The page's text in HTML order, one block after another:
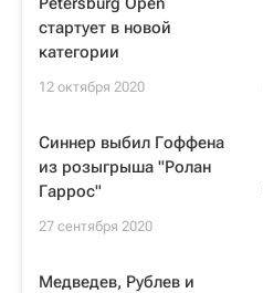
стартует в новой
категории
12 октября 2020
Синнер выбил Гоффена
из розыгрыша "Ролан
Гаррос"
27 сентября 2020
Медведев, Рублев и